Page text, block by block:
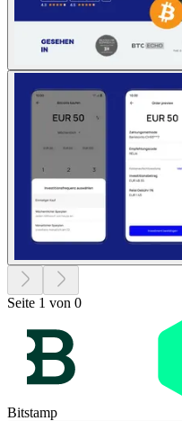
Seite 1 von 0
Bitstamp